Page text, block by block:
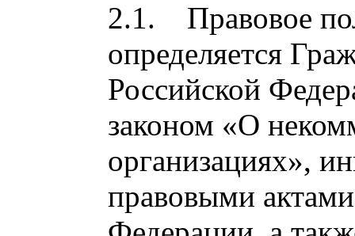
2.1. Правовое
определяется
Российской
законом «О
организациях»,
правовыми